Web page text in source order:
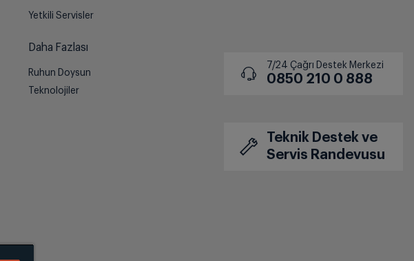
Yetkili Servisler
Daha Fazlası
Ruhun Doysun
Teknolojiler
7/24 Çağrı Destek Merkezi
0850 210 0 888
Teknik Destek ve
Servis Randevusu